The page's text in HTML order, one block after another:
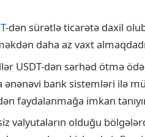
-dən sürətlə ticarətə daxil
daha az vaxt
USDT-dən sərhəd ötmə
bank sistemləri ilə
faydalanmağa imkan
valyutaların olduğu